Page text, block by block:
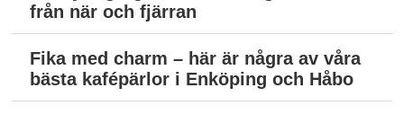
från när och fjärran
Fika med charm – här är några av våra
bästa kafépärlor i Enköping och Håbo